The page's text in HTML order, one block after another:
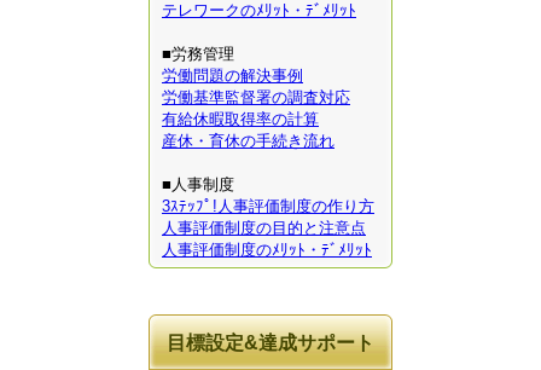
テレワークのﾒﾘｯﾄ・ﾃﾞﾒﾘｯﾄ
■労務管理
労働問題の解決事例
労働基準監督署の調査対応
有給休暇取得率の計算
産休・育休の手続き流れ
■人事制度
3ｽﾃｯﾌﾟ!人事評価制度の作り方
人事評価制度の目的と注意点
人事評価制度のﾒﾘｯﾄ・ﾃﾞﾒﾘｯﾄ
目標設定&達成サポート